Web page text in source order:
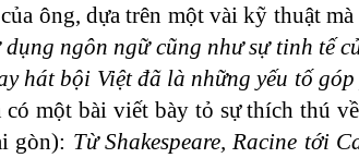
ông, dựa trên một vài kỹ thuật
ngôn ngữ cũng như sự tinh tế
hát bội Việt đã là những yếu tố
có một bài viết bày tỏ sự thích thú
gòn): Từ Shakespeare, Racine tới